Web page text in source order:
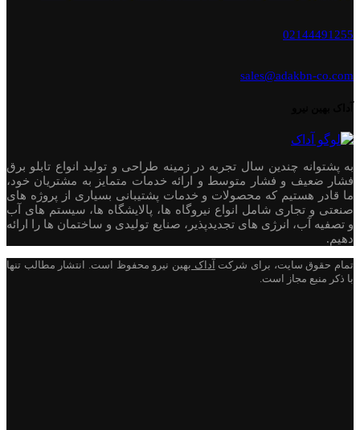
02144491255
sales@adakbn-co.com
به پشتوانه چندین سال تجربه در زمینه طراحی و تولید انواع تابلو برق
فشار ضعیف و فشار متوسط و ارائه خدمات متمایز به مشتریان خود،
ما قادر هستیم که محصولات و خدمات پشتیبانی بسیاری از پروژه های
صنعتی و تجاری شامل انواع نیروگاه ها، پالایشگاه ها، سیستم های آب
و تصفیه آب، انرژی های تجدیدپذیر، صنایع تولیدی و ساختمان ها را ارائه
دهیم.
تمام حقوق سایت، برای شرکت آداک بهین نیرو محفوظ است. انتشار مطالب تنها
با ذکر منبع مجاز است.